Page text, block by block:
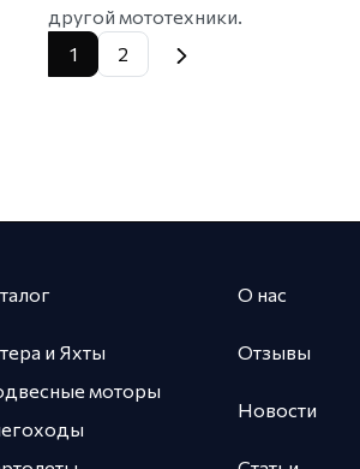
другой мототехники.
1 2
и Яхты
моторы
О нас
Отзывы
Новости